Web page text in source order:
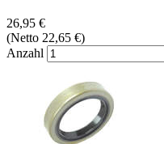
26,95 €
(Netto 22,65 €)
Anzahl